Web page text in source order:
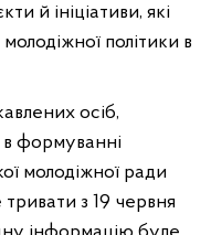
й ініціативи, які
політики в
осіб,
в формуванні
молодіжної ради
тривати з 19 червня